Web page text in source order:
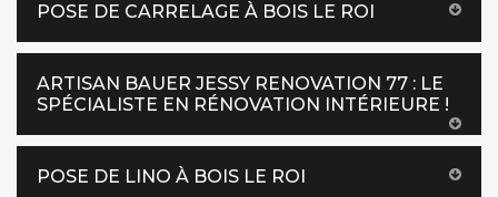
POSE DE CARRELAGE À BOIS LE ROI
ARTISAN BAUER JESSY RENOVATION 77 : LE
SPÉCIALISTE EN RÉNOVATION INTÉRIEURE !
POSE DE LINO À BOIS LE ROI